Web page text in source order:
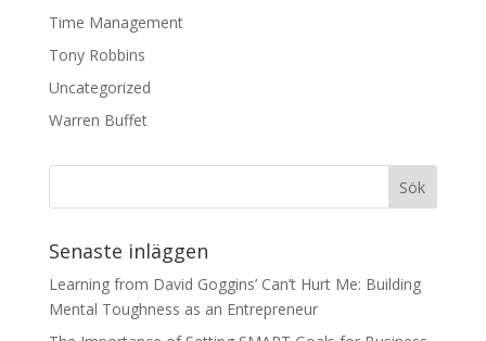
Time Management
Tony Robbins
Uncategorized
Warren Buffet
Senaste inläggen
Learning from David Goggins’ Can’t Hurt Me: Building
Mental Toughness as an Entrepreneur